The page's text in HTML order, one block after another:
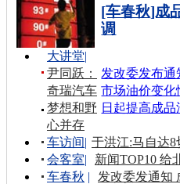
[车春秋]成
调
发改委发布
市场油价变化
日起提高成
大讲堂|
尹同跃：
奇瑞汽车
梦想和野
心并存
车访间| 于洪江:马自达
会客室|
新闻TOP10 给
车春秋 |
发改委发通知